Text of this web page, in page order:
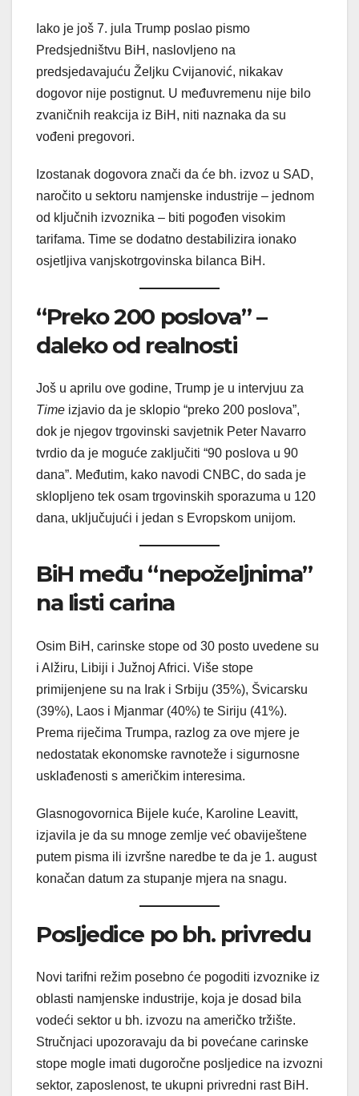
Iako je još 7. jula Trump poslao pismo
Predsjedništvu BiH, naslovljeno na
predsjedavajuću Željku Cvijanović, nikakav
dogovor nije postignut. U međuvremenu nije bilo
zvaničnih reakcija iz BiH, niti naznaka da su
vođeni pregovori.
Izostanak dogovora znači da će bh. izvoz u SAD,
naročito u sektoru namjenske industrije – jednom
od ključnih izvoznika – biti pogođen visokim
tarifama. Time se dodatno destabilizira ionako
osjetljiva vanjskotrgovinska bilanca BiH.
“Preko 200 poslova” –
daleko od realnosti
Još u aprilu ove godine, Trump je u intervjuu za
Time izjavio da je sklopio “preko 200 poslova”,
dok je njegov trgovinski savjetnik Peter Navarro
tvrdio da je moguće zaključiti “90 poslova u 90
dana”. Međutim, kako navodi CNBC, do sada je
sklopljeno tek osam trgovinskih sporazuma u 120
dana, uključujući i jedan s Evropskom unijom.
BiH među “nepoželjnima”
na listi carina
Osim BiH, carinske stope od 30 posto uvedene su
i Alžiru, Libiji i Južnoj Africi. Više stope
primijenjene su na Irak i Srbiju (35%), Švicarsku
(39%), Laos i Mjanmar (40%) te Siriju (41%).
Prema riječima Trumpa, razlog za ove mjere je
nedostatak ekonomske ravnoteže i sigurnosne
usklađenosti s američkim interesima.
Glasnogovornica Bijele kuće, Karoline Leavitt,
izjavila je da su mnoge zemlje već obaviještene
putem pisma ili izvršne naredbe te da je 1. august
konačan datum za stupanje mjera na snagu.
Posljedice po bh. privredu
Novi tarifni režim posebno će pogoditi izvoznike iz
oblasti namjenske industrije, koja je dosad bila
vodeći sektor u bh. izvozu na američko tržište.
Stručnjaci upozoravaju da bi povećane carinske
stope mogle imati dugoročne posljedice na izvozni
sektor, zaposlenost, te ukupni privredni rast BiH.